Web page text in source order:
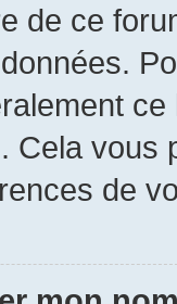
de ce
ce
Cela vous
de